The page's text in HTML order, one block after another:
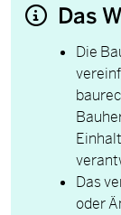
Das
Die
Das
oder